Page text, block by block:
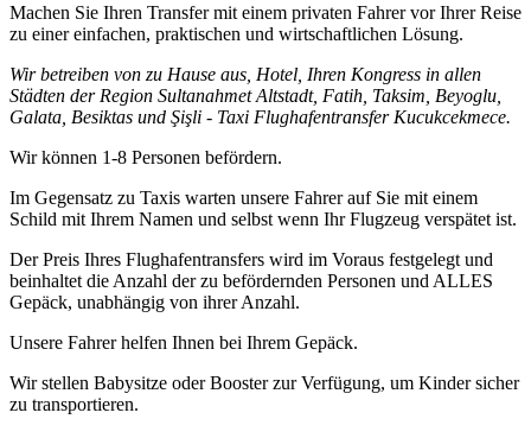
Machen Sie Ihren Transfer mit einem privaten Fahrer vor Ihrer Reise
zu einer einfachen, praktischen und wirtschaftlichen Lösung.
Wir betreiben von zu Hause aus, Hotel, Ihren Kongress in allen
Städten der Region Sultanahmet Altstadt, Fatih, Taksim, Beyoglu,
Galata, Besiktas und Şişli - Taxi Flughafentransfer Kucukcekmece.
Wir können 1-8 Personen befördern.
Im Gegensatz zu Taxis warten unsere Fahrer auf Sie mit einem
Schild mit Ihrem Namen und selbst wenn Ihr Flugzeug verspätet ist.
Der Preis Ihres Flughafentransfers wird im Voraus festgelegt und
beinhaltet die Anzahl der zu befördernden Personen und ALLES
Gepäck, unabhängig von ihrer Anzahl.
Unsere Fahrer helfen Ihnen bei Ihrem Gepäck.
Wir stellen Babysitze oder Booster zur Verfügung, um Kinder sicher
zu transportieren.